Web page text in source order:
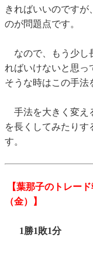
きればいいのですが
のが問題点です。
なので、もう少し
ればいけないと思っ
そうな時はこの手法
手法を大きく変え
を長くしてみたりす
す。
【葉那子のトレー
（金）】
1勝1敗1分